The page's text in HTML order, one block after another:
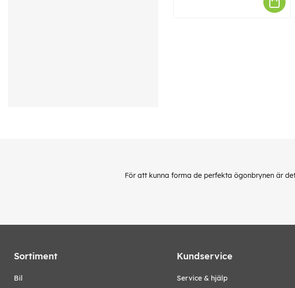
För att kunna forma de perfekta ögonbrynen är
Sortiment
bil
Kundservice
Service & hjälp